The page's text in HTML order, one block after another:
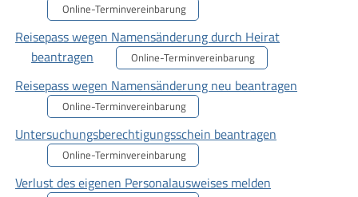
Online-Terminvereinbarung
Reisepass wegen Namensänderung durch Heirat
beantragen
Online-Terminvereinbarung
Reisepass wegen Namensänderung neu beantragen
Online-Terminvereinbarung
Untersuchungsberechtigungsschein beantragen
Online-Terminvereinbarung
Verlust des eigenen Personalausweises melden